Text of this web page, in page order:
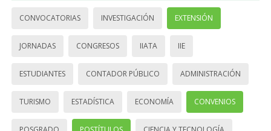
CONVOCATORIAS INVESTIGACIÓN EXTENSIÓN
JORNADAS CONGRESOS IIATA IIE
ESTUDIANTES CONTADOR PÚBLICO ADMINISTRACIÓN
TURISMO ESTADÍSTICA ECONOMÍA CONVENIOS